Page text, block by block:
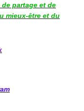
partage et de
mieux-être et du